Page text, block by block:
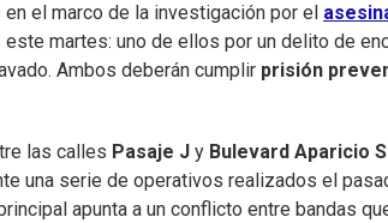
el marco de la investigación por el
martes: uno de ellos por un delito de
Ambos deberán cumplir prisión
las calles Pasaje J y Bulevard Aparicio
una serie de operativos realizados el
apunta a un conflicto entre bandas